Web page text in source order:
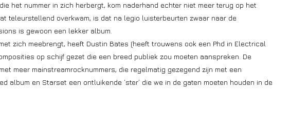
het nummer in zich herbergt, kom naderhand echter niet meer terug op het
teleurstellend overkwam, is dat na legio luisterbeurten zwaar naar de
is gewoon een lekker album.
zich meebrengt, heeft Dustin Bates (heeft trouwens ook een Phd in Electrical
op schijf gezet die een breed publiek zou moeten aanspreken. De
meer mainstreamrocknummers, die regelmatig gezegend zijn met een
album en Starset een ontluikende ‘ster’ die we in de gaten moeten houden in de